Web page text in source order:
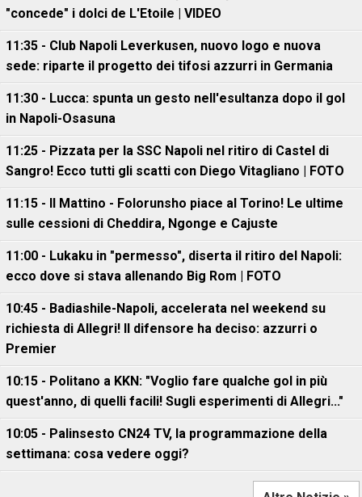
"concede" i dolci de L'Etoile | VIDEO
11:35 - Club Napoli Leverkusen, nuovo logo e nuova
sede: riparte il progetto dei tifosi azzurri in Germania
11:30 - Lucca: spunta un gesto nell'esultanza dopo il gol
in Napoli-Osasuna
11:25 - Pizzata per la SSC Napoli nel ritiro di Castel di
Sangro! Ecco tutti gli scatti con Diego Vitagliano | FOTO
11:15 - Il Mattino - Folorunsho piace al Torino! Le ultime
sulle cessioni di Cheddira, Ngonge e Cajuste
11:00 - Lukaku in "permesso", diserta il ritiro del Napoli:
ecco dove si stava allenando Big Rom | FOTO
10:45 - Badiashile-Napoli, accelerata nel weekend su
richiesta di Allegri! Il difensore ha deciso: azzurri o
Premier
10:15 - Politano a KKN: "Voglio fare qualche gol in più
quest'anno, di quelli facili! Sugli esperimenti di Allegri..."
10:05 - Palinsesto CN24 TV, la programmazione della
settimana: cosa vedere oggi?